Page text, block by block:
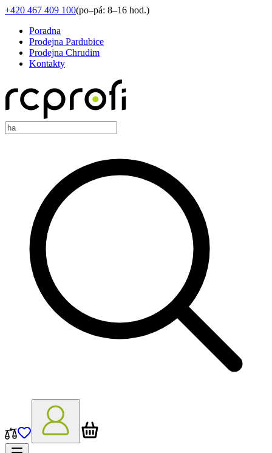
+420 467 409 100(po–pá: 8–16 hod.)
Poradna
Prodejna Pardubice
Prodejna Chrudim
Kontakty